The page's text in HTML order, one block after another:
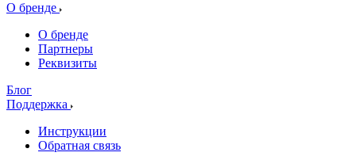
О бренде
О бренде
Партнеры
Реквизиты
Блог
Поддержка
Инструкции
Обратная связь